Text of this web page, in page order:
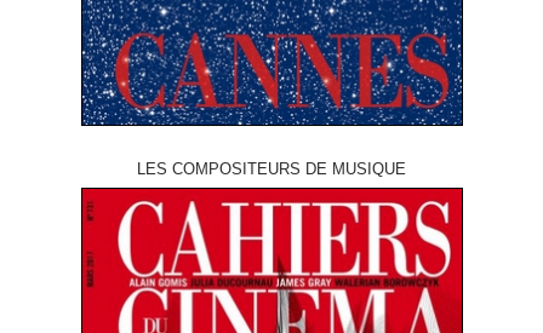
LES COMPOSITEURS DE MUSIQUE